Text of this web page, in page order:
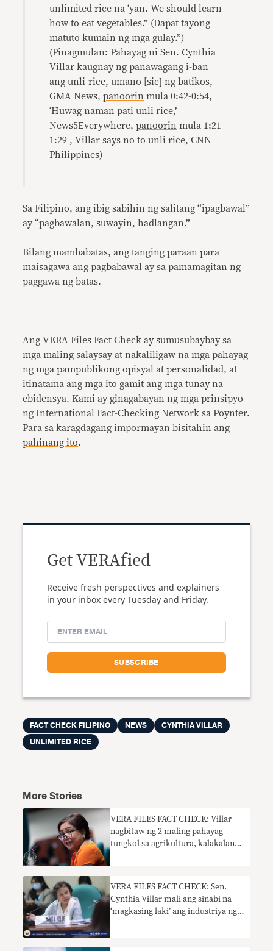
unlimited rice na ‘yan. We should learn
how to eat vegetables.” (Dapat tayong
matuto kumain ng mga gulay.”)
(Pinagmulan: Pahayag ni Sen. Cynthia
Villar kaugnay ng panawagang i-ban
ang unli-rice, umano [sic] ng batikos,
GMA News,panoorin mula 0:42-0:54,
‘Huwag naman pati unli rice,’
News5Everywhere,panoorin mula 1:21-
1:29 ,Villar says no to unli rice, CNN
Philippines)
Sa Filipino, ang ibig sabihin ng salitang “ipagbawal”
ay “pagbawalan, suwayin, hadlangan.”
Bilang mambabatas, ang tanging paraan para
maisagawa ang pagbabawal ay sa pamamagitan ng
paggawa ng batas.
Ang VERA Files Fact Check ay sumusubaybay sa
mga maling salaysay at nakaliligaw na mga pahayag
ng mga pampublikong opisyal at personalidad, at
itinatama ang mga ito gamit ang mga tunay na
ebidensya. Kami ay ginagabayan ng mga prinsipyo
ng International Fact-Checking Network sa Poynter.
Para sa karagdagang impormayan bisitahin ang
pahinang ito.
Get VERAfied
Receive fresh perspectives and explainers
in your inbox every Tuesday and Friday.
FACT CHECK FILIPINO NEWS
CYNTHIA VILLAR
UNLIMITED RICE
More Stories
VERA FILES FACT CHECK: Villar
nagbitaw ng 2 maling pahayag
tungkol sa agrikultura, kalakalan
VERA FILES FACT CHECK: Sen.
Cynthia Villar mali ang sinabi na
‘magkasing laki’ ang industriya ng